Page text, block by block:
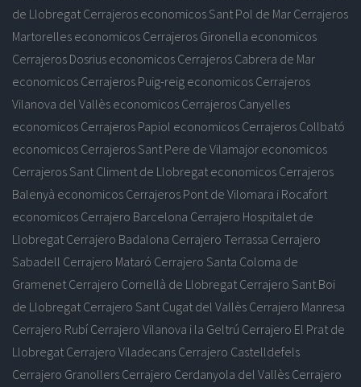
de Llobregat Cerrajeros economicos Sant Pol de Mar Cerrajeros
Martorelles economicos Cerrajeros Gironella economicos
Cerrajeros Dosrius economicos Cerrajeros Cabrera de Mar
economicos Cerrajeros Puig-reig economicos Cerrajeros
Vilanova del Vallès economicos Cerrajeros Canyelles
economicos Cerrajeros Papiol economicos Cerrajeros Collbató
economicos Cerrajeros Sant Pere de Vilamajor economicos
Cerrajeros Sant Climent de Llobregat economicos Cerrajeros
Balenyà economicos Cerrajeros Pont de Vilomara i Rocafort
economicos Cerrajero Barcelona Cerrajero Hospitalet de
Llobregat Cerrajero Badalona Cerrajero Terrassa Cerrajero
Sabadell Cerrajero Mataró Cerrajero Santa Coloma de
Gramenet Cerrajero Cornellà de Llobregat Cerrajero Sant Boi
de Llobregat Cerrajero Sant Cugat del Vallès Cerrajero Manresa
Cerrajero Rubí Cerrajero Vilanova i la Geltrú Cerrajero El Prat de
Llobregat Cerrajero Viladecans Cerrajero Castelldefels
Cerrajero Granollers Cerrajero Cerdanyola del Vallès Cerrajero